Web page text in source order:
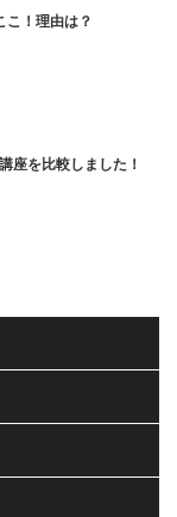
こ！理由は？
座を比較しました！